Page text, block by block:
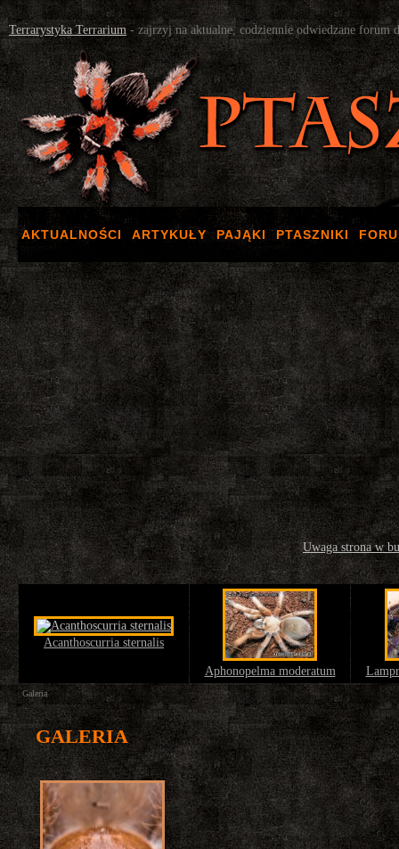
Terrarystyka Terrarium - zajrzyj na aktualne, codziennie odwiedzane forum
AKTUALNOŚCI ARTYKUŁY PAJĄKI PTASZNIKI
Uwaga strona w
Acanthoscurria sternalis
Aphonopelma moderatum
Galeria
GALERIA